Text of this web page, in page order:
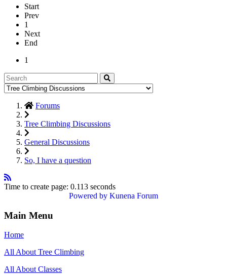
Start
Prev
1
Next
End
1
Forums
Tree Climbing Discussions
General Discussions
So, I have a question
Time to create page: 0.113 seconds
Powered by Kunena Forum
Main Menu
Home
All About Tree Climbing
All About Classes